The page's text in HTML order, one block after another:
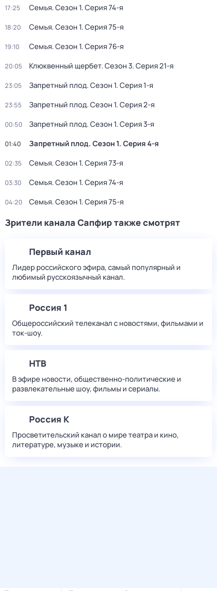
17:25 Семья. Сезон 1. Серия 74-я
18:20 Семья. Сезон 1. Серия 75-я
19:10 Семья. Сезон 1. Серия 76-я
20:05 Клюквенный щербет. Сезон 3. Серия 21-я
23:05 Запретный плод. Сезон 1. Серия 1-я
23:55 Запретный плод. Сезон 1. Серия 2-я
00:50 Запретный плод. Сезон 1. Серия 3-я
01:40 Запретный плод. Сезон 1. Серия 4-я
02:35 Семья. Сезон 1. Серия 73-я
03:30 Семья. Сезон 1. Серия 74-я
04:20 Семья. Сезон 1. Серия 75-я
Зрители канала Сапфир также смотрят
Первый канал
Лидер российского эфира, самый популярный и
любимый русскоязычный канал.
Россия 1
Общероссийский телеканал с новостями, фильмами и
ток-шоу.
НТВ
В эфире новости, общественно-политические и
развлекательные шоу, фильмы и сериалы.
Россия К
Просветительский канал о мире театра и кино,
литературе, музыке и истории.